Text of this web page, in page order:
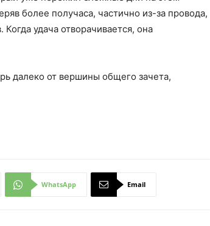
более получаса, частично из-за провода,
удача отворачивается, она
далеко от вершины общего зачета,
WhatsApp Email